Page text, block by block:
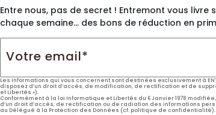
Entre nous, pas de secret ! Entremont vous
chaque semaine… des bons de réduction en
email*
Les informations qui vous concernent sont destinées exclusivement à
disposez d’un droit d’accès, de modification, de rectification et de
et Libertés »).
Conformément à la loi Informatique et Libertés du 6 Janvier 1978
d’un droit d’accès, de rectification ou de radiation des informations
au Délégué à la Protection des Données (cf. politique de confidentialité).